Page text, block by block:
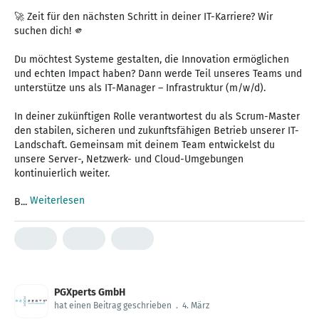
🚀 Zeit für den nächsten Schritt in deiner IT-Karriere? Wir
suchen dich! 🫵
Du möchtest Systeme gestalten, die Innovation ermöglichen
und echten Impact haben? Dann werde Teil unseres Teams und
unterstütze uns als IT-Manager – Infrastruktur (m/w/d).
In deiner zukünftigen Rolle verantwortest du als Scrum-Master
den stabilen, sicheren und zukunftsfähigen Betrieb unserer IT-
Landschaft. Gemeinsam mit deinem Team entwickelst du
unsere Server-, Netzwerk- und Cloud-Umgebungen
kontinuierlich weiter.
B... Weiterlesen
PGXperts GmbH
hat einen Beitrag geschrieben . 4. März